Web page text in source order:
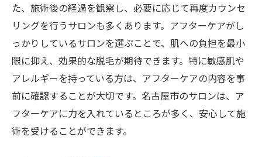
た、施術後の経過を観察し、必要に応じて再度カウンセ
リングを行うサロンも多くあります。アフターケアがし
っかりしているサロンを選ぶことで、肌への負担を最小
限に抑え、効果的な脱毛が期待できます。特に敏感肌や
アレルギーを持っている方は、アフターケアの内容を事
前に確認することが大切です。名古屋市のサロンは、ア
フターケアに力を入れているところが多く、安心して施
術を受けることができます。